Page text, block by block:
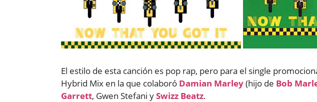
El estilo de esta canción es pop rap, pero para el single
Hybrid Mix en la que colaboró Damian Marley(hijo de Bob
Garrett, Gwen Stefani ySwizz Beatz.